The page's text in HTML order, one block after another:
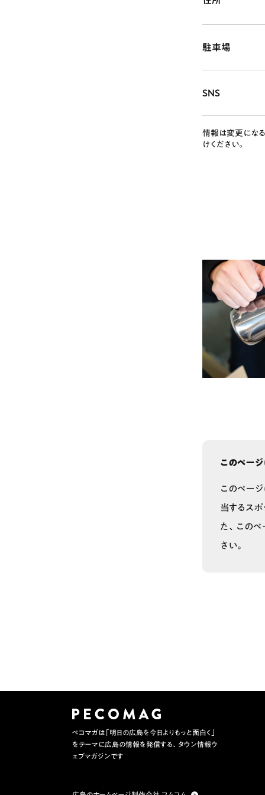
駐車場
SNS
情報は変更にな
けください。
このペー
このペー
当するス
た、この
さい。
ペコマガは「明日の広島を今日よりもっと面白く」
をテーマに広島の情報を発信する、タウン情報ウ
ェブマガジンです